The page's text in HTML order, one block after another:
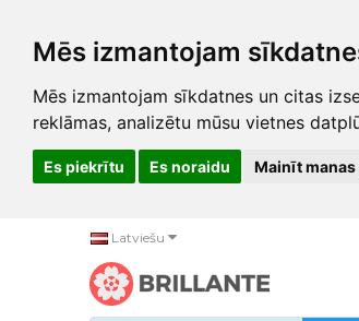
Mēs izmantojam
Mēs izmantojam sīkdatnes un citas
reklāmas, analizētu mūsu vietnes
Es piekrītu Es noraidu Mainīt
Latviešu